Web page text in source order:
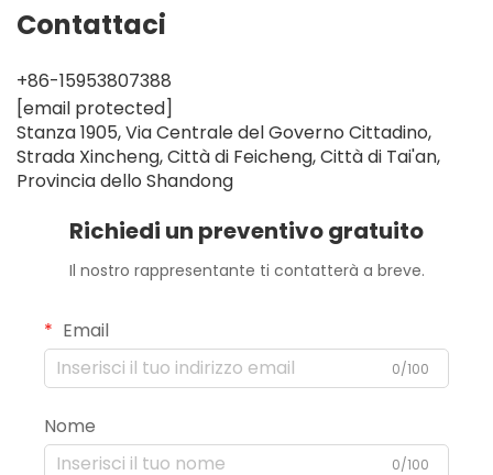
Contattaci
+86-15953807388
[email protected]
Stanza 1905, Via Centrale del Governo Cittadino,
Strada Xincheng, Città di Feicheng, Città di Tai'an,
Provincia dello Shandong
Richiedi un preventivo gratuito
Il nostro rappresentante ti contatterà a breve.
Email
0/100
Nome
0/100